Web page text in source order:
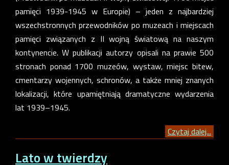
pamięci 1939-1945 w Europie) – jeden z najbardziej
wszechstronnych przewodników po muzeach i miejscach
pamięci związanych z II wojną światową na naszym
kontynencie. W publikacji autorzy opisali na prawie 500
stronach ponad 1700 muzeów, wystaw, miejsc bitew,
cmentarzy wojennych, schronów, a także mniej znanych
lokalizacji, które upamiętniają dramatyczne wydarzenia
lat 1939–1945.
Czytaj dalej...
Lato w twierdzy